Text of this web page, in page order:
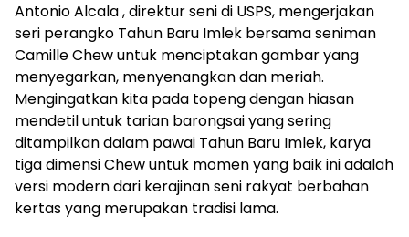
Antonio Alcala , direktur seni di USPS, mengerjakan
seri perangko Tahun Baru Imlek bersama seniman
Camille Chew untuk menciptakan gambar yang
menyegarkan, menyenangkan dan meriah.
Mengingatkan kita pada topeng dengan hiasan
mendetil untuk tarian barongsai yang sering
ditampilkan dalam pawai Tahun Baru Imlek, karya
tiga dimensi Chew untuk momen yang baik ini adalah
versi modern dari kerajinan seni rakyat berbahan
kertas yang merupakan tradisi lama.